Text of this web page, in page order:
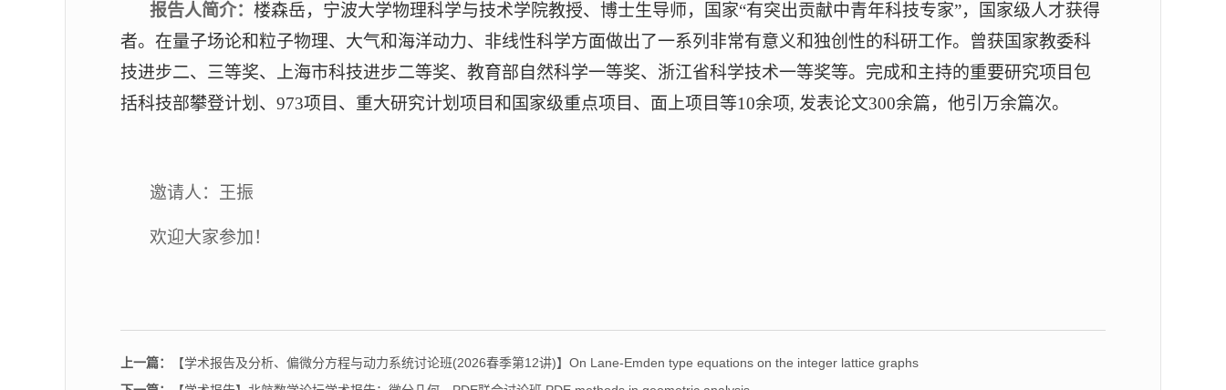
报告人简介： 楼森岳，宁波大学物理科学与技术学院教授、博士生导师，国家“有突出贡献中青年科技专家”，国家级人才获得
者。在量子场论和粒子物理、大气和海洋动力、非线性科学方面做出了一系列非常有意义和独创性的科研工作。曾获国家教委科
技进步二、三等奖、上海市科技进步二等奖、教育部自然科学一等奖、浙江省科学技术一等奖等。完成和主持的重要研究项目包
括科技部攀登计划、 973项目、重大研究计划项目和国家级重点项目、面上项目等10余项, 发表论文300余篇，他引万余篇次。
邀请人： 王振
欢迎大家参加！
上一篇：
【学术报告及分析、偏微分方程与动力系统讨论班(2026春季第12讲)】On Lane-Emden type equations on the integer lattice graphs